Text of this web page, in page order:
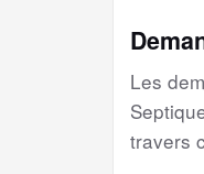
Les
travers